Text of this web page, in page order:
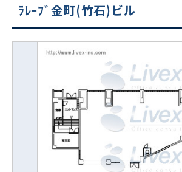
ﾗﾚｰﾌﾞ金町(竹石)ビル